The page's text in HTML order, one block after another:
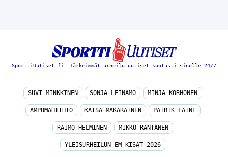
SporttiUutiset.fi: Tärkeimmät urheilu-uutiset kootusti sinulle 24/7
SUVI MINKKINEN SONJA LEINAMO MINJA KORHONEN
AMPUMAHIIHTO KAISA MÄKÄRÄINEN PATRIK LAINE
RAIMO HELMINEN MIKKO RANTANEN
YLEISURHEILUN EM-KISAT 2026